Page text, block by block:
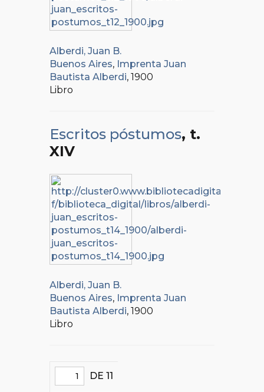
Alberdi, Juan B.
Buenos Aires, Imprenta Juan
Bautista Alberdi, 1900
Libro
Escritos póstumos, t.
XIV
Alberdi, Juan B.
Buenos Aires, Imprenta Juan
Bautista Alberdi, 1900
Libro
DE 11